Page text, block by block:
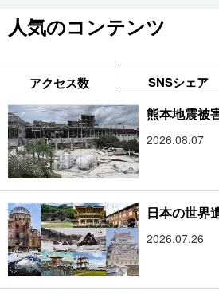
人気のコンテンツ
アクセス数 SNSシェア
熊本地震被
2026.08.07
日本の世界
2026.07.26